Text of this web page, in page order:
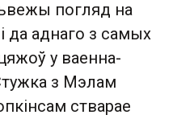
погляд на
да аднаго з самых
у ваенна-
з Мэлам
стварае